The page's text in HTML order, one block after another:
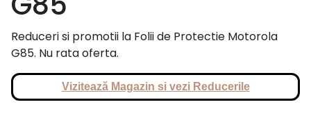
Reduceri si promotii la Folii de Protectie Motorola
G85. Nu rata oferta.
Vizitează Magazin si vezi Reducerile